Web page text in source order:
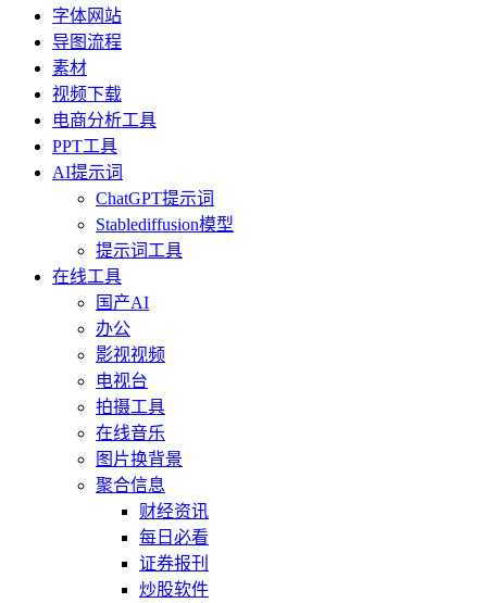
字体网站
导图流程
素材
视频下载
电商分析工具
PPT工具
AI提示词
ChatGPT提示词
Stablediffusion模型
提示词工具
在线工具
国产AI
办公
影视视频
电视台
拍摄工具
在线音乐
图片换背景
聚合信息
财经资讯
每日必看
证券报刊
炒股软件